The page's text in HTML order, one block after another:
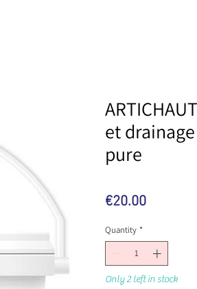
et
pure
€20.00Price
Quantity *
Only 2 left in stock